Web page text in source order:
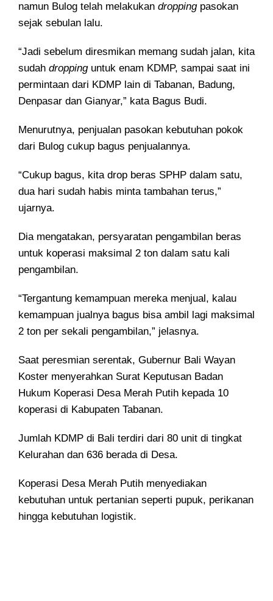
namun Bulog telah melakukan droppingpasokan
sejak sebulan lalu.
“Jadi sebelum diresmikan memang sudah jalan, kita
sudah droppinguntuk enam KDMP, sampai saat ini
permintaan dari KDMP lain di Tabanan, Badung,
Denpasar dan Gianyar,” kata Bagus Budi.
Menurutnya, penjualan pasokan kebutuhan pokok
dari Bulog cukup bagus penjualannya.
“Cukup bagus, kita drop beras SPHP dalam satu,
dua hari sudah habis minta tambahan terus,”
ujarnya.
Dia mengatakan, persyaratan pengambilan beras
untuk koperasi maksimal 2 ton dalam satu kali
pengambilan.
“Tergantung kemampuan mereka menjual, kalau
kemampuan jualnya bagus bisa ambil lagi maksimal
2 ton per sekali pengambilan,” jelasnya.
Saat peresmian serentak, Gubernur Bali Wayan
Koster menyerahkan Surat Keputusan Badan
Hukum Koperasi Desa Merah Putih kepada 10
koperasi di Kabupaten Tabanan.
Jumlah KDMP di Bali terdiri dari 80 unit di tingkat
Kelurahan dan 636 berada di Desa.
Koperasi Desa Merah Putih menyediakan
kebutuhan untuk pertanian seperti pupuk, perikanan
hingga kebutuhan logistik.